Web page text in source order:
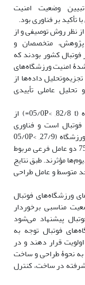
وضعیت امنیت
تأکید بر فناوری بود.
نظر روش توصیفی و از
متخصصان و
کشور بودند که
امنیت ورزشگاه‌های
برای تجزیه‌وتحلیل داده‌ها از
تحلیل عاملی تأییدی
طبق نتایج، زیرساختار ورزشگاه (05/0P< ,82/8 t=) از
است و فناوری
(05/0P< ,81/10 t=) و طراحی و ساخت ورزشگاه (05/0P< ,27/9
t=) به‌ترتیب با بارهای عاملی 84/0 و 75/0 دو عامل فرعی مربوط
مؤثرند. طبق نتایج
متوسط و عامل طراحی
ورزشگاه‌های فوتبال
مناسبی برخوردار
پیشنهاد می‌شود
فوتبال توجه به
قرار دهند و در
نحوۀ طراحی و ساخت
در ساخت، کنترل